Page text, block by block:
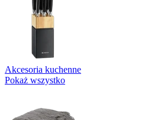
Akcesoria kuchenne
Pokaż wszystko